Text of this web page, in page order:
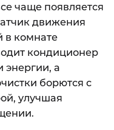
чаще появляется
движения
в комнате
кондиционер
энергии, а
борются с
улучшая